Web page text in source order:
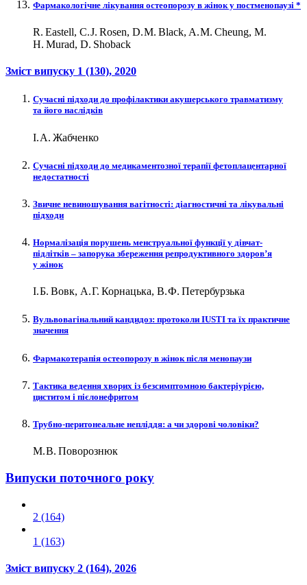
Фармакологічне лікування остеопорозу в жінок у постменопаузі *
R. Eastell, C. J. Rosen, D. M. Black, A. M. Cheung, M.
H. Murad, D. Shoback
Зміст випуску 1 (130), 2020
Сучасні підходи до профілактики акушерського травматизму
та його наслідків
І. А. Жабченко
Сучасні підходи до медикаментозної терапії фетоплацентарної
недостатності
Звичне невиношування вагітності: діагностичні та лікувальні
підходи
Нормалізація порушень менструальної функції у дівчат-
підлітків – ​запорука збереження репродуктивного здоров’я
у жінок
І. Б. Вовк, А. Г. Корнацька, В. Ф. Петербурзька
Вульвовагінальний кандидоз: протоколи IUSTI та їх практичне
значення
Фармакотерапія остеопорозу в жінок після менопаузи
Тактика ведення хворих із безсимптомною бактеріурією,
циститом і пієлонефритом
Трубно-перитонеальне непліддя: а чи здорові чоловіки?
М. В. Поворознюк
Випуски поточного року
2 (164)
1 (163)
Зміст випуску 2 (164), 2026